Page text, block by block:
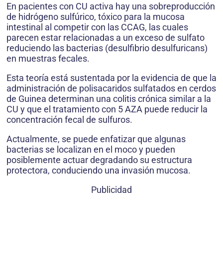
En pacientes con CU activa hay una sobreproducción
de hidrógeno sulfúrico, tóxico para la mucosa
intestinal al competir con las CCAG, las cuales
parecen estar relacionadas a un exceso de sulfato
reduciendo las bacterias (desulfibrio desulfuricans)
en muestras fecales.
Esta teoría está sustentada por la evidencia de que la
administración de polisacaridos sulfatados en cerdos
de Guinea determinan una colitis crónica similar a la
CU y que el tratamiento con 5 AZA puede reducir la
concentración fecal de sulfuros.
Actualmente, se puede enfatizar que algunas
bacterias se localizan en el moco y pueden
posiblemente actuar degradando su estructura
protectora, conduciendo una invasión mucosa.
Publicidad